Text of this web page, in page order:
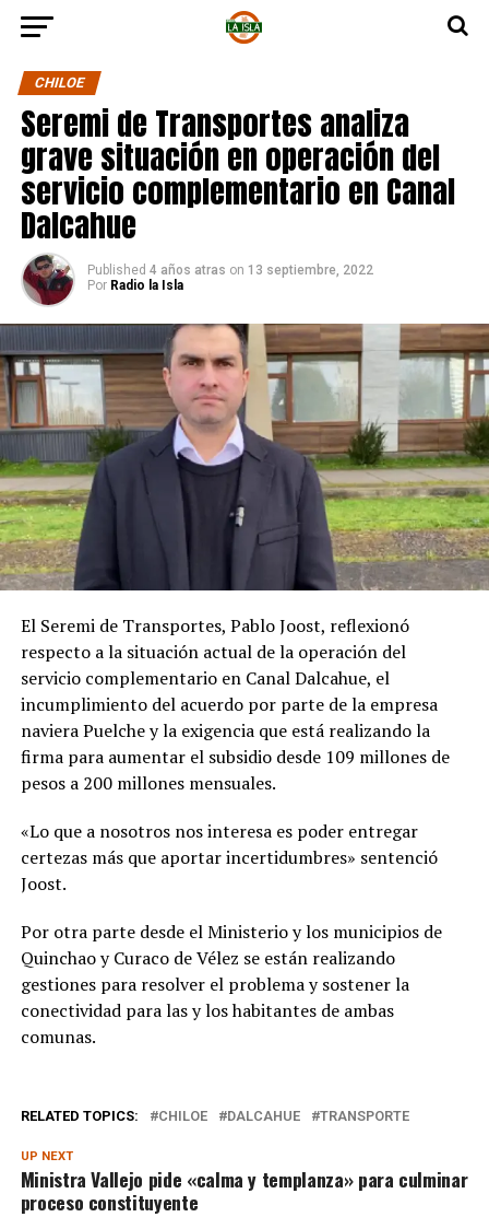
CHILOE
Seremi de Transportes analiza
grave situación en operación del
servicio complementario en Canal
Dalcahue
Published 4 años atras on 13 septiembre, 2022
Por Radio la Isla
El Seremi de Transportes, Pablo Joost, reflexionó
respecto a la situación actual de la operación del
servicio complementario en Canal Dalcahue, el
incumplimiento del acuerdo por parte de la empresa
naviera Puelche y la exigencia que está realizando la
firma para aumentar el subsidio desde 109 millones de
pesos a 200 millones mensuales.
«Lo que a nosotros nos interesa es poder entregar
certezas más que aportar incertidumbres» sentenció
Joost.
Por otra parte desde el Ministerio y los municipios de
Quinchao y Curaco de Vélez se están realizando
gestiones para resolver el problema y sostener la
conectividad para las y los habitantes de ambas
comunas.
RELATED TOPICS: CHILOE DALCAHUE TRANSPORTE
UP NEXT
Ministra Vallejo pide «calma y templanza» para culminar
proceso constituyente